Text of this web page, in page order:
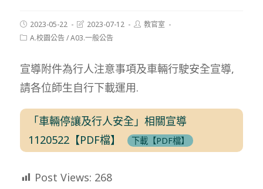
Post
published:
2023-05-22
Post
modified:
2023-07-12
Post教官室
PostA.校園公告/A03.一般公告
宣導附件為行人注意事項及車輛行駛安全宣導,
請各位師生自行下載運用.
「車輛停讓及行人安全」相關宣導
1120522【PDF檔】
下載【PDF檔】
Post Views: 268